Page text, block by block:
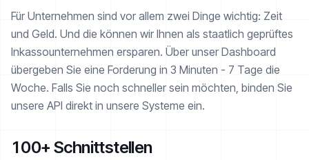
Für Unternehmen sind vor allem zwei Dinge wichtig: Zeit
und Geld. Und die können wir Ihnen als staatlich geprüftes
Inkasso­unternehmen ersparen. Über unser Dashboard
übergeben Sie eine Forderung in 3 Minuten - 7 Tage die
Woche. Falls Sie noch schneller sein möchten, binden Sie
unsere API direkt in unsere Systeme ein.
100+ Schnittstellen